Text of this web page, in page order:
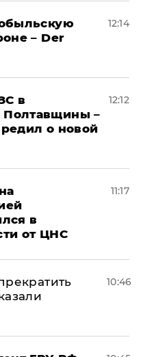
– Der
12:14
в
–
о новой
12:12
в
от ЦНС
11:17
10:46